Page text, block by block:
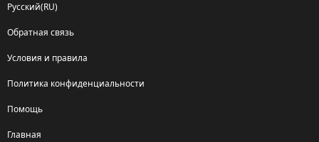
Русский(RU)
Обратная связь
Условия и правила
Политика конфиденциальности
Помощь
Главная